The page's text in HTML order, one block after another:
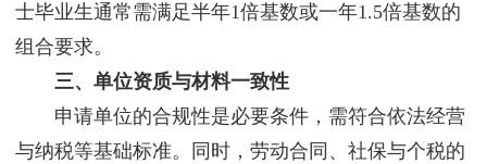
士毕业生通常需满足半年1倍基数或一年1.5倍基数的
组合要求。
三、单位资质与材料一致性
申请单位的合规性是必要条件，需符合依法经营
与纳税等基础标准。同时，劳动合同、社保与个税的